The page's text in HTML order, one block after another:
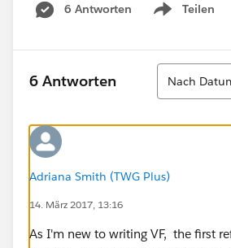
6 Antworten
Teilen
Show menu
6 Antworten
Sortieren
Nach
Adriana Smith (TWG Plus)
14. März 2017, 13:16
As I'm new to writing VF, the first